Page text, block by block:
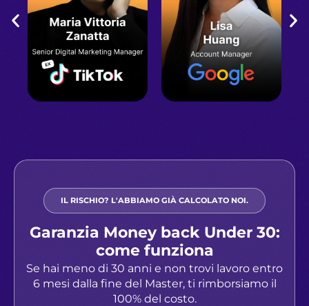
IL RISCHIO? L'ABBIAMO GIÀ CALCOLATO NOI.
Garanzia Money back Under 30:
come funziona
Se hai meno di 30 anni e non trovi lavoro entro
6 mesi dalla fine del Master, ti rimborsiamo il
100% del costo.